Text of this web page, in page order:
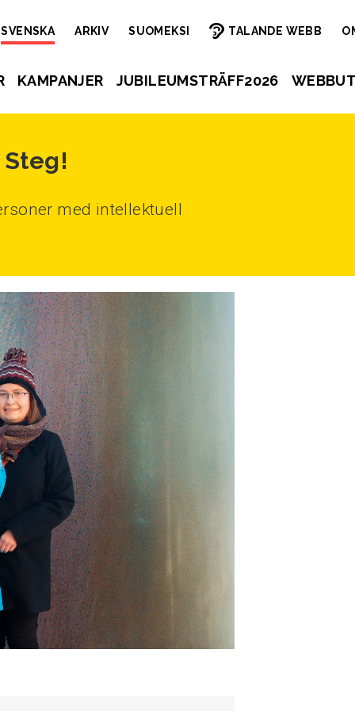
SVENSKA ARKIV SUOMEKSI TALANDE WEBB
KAMPANJER JUBILEUMSTRÄFF2026
med intellektuell